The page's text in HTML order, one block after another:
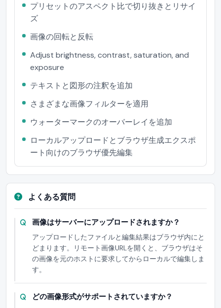
プリセットのアスペクト比で切り抜きとリサイ
ズ
画像の回転と反転
Adjust brightness, contrast, saturation, and
exposure
テキストと図形の注釈を追加
さまざまな画像フィルターを適用
ウォーターマークのオーバーレイを追加
ローカルアップロードとブラウザ生成エクスポ
ート向けのブラウザ優先編集
よくある質問
画像はサーバーにアップロードされますか？
アップロードしたファイルと編集結果はブラウザ内にと
どまります。リモート画像URLを開くと、ブラウザはそ
の画像を元のホストに要求してからローカルで編集しま
す。
どの画像形式がサポートされていますか？